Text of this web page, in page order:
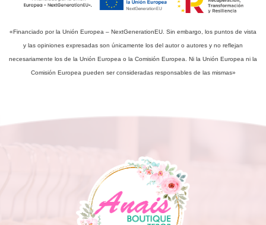
«Financiado por la Unión Europea – NextGenerationEU. Sin embargo, los puntos de vista
y las opiniones expresadas son únicamente los del autor o autores y no reflejan
necesariamente los de la Unión Europea o la Comisión Europea. Ni la Unión Europea ni la
Comisión Europea pueden ser consideradas responsables de las mismas»